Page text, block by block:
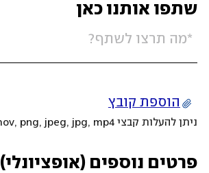
שתפו אותנו כאן
הוספת קובץ
ניתן להעלות קבצי mov, png, jpeg, jpg, mp4 עד 200MB
פרטים נוספים (אופציונלי)